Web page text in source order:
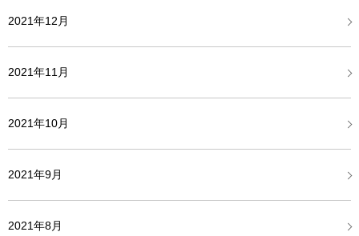
2021年12月
2021年11月
2021年10月
2021年9月
2021年8月